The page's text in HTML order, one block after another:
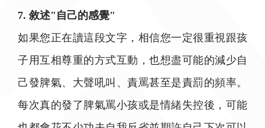
7. 敘述"自己的感覺"
如果您正在讀這段文字，相信您一定很重視跟孩
子用互相尊重的方式互動，也想盡可能的減少自
己發脾氣、大聲吼叫、責罵甚至是責罰的頻率。
每次真的發了脾氣罵小孩或是情緒失控後，可能